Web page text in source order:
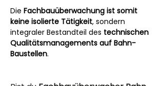
Die Fachbauüberwachung ist somit
keine isolierte Tätigkeit, sondern
integraler Bestandteil des technischen
Qualitätsmanagements auf Bahn-
Baustellen.